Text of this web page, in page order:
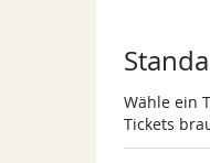
Wähle ein
Tickets